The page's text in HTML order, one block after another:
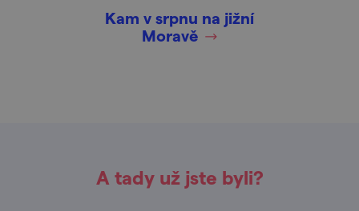
Kam v srpnu na jižní
Moravě
A tady už jste byli?